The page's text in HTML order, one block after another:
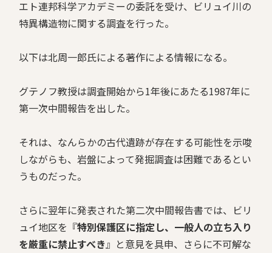
エト連邦科学アカデミーの委託を受け、ビリュイ川の
特異構造物に関する調査を行った。
以下は北周一郎氏による著作による情報になる。
グテノフ教授は調査開始から1年後にあたる1987年に
第一次中間報告を出した。
それは、なんらかの古代遺跡が存在する可能性を示唆
しながらも、岩盤によって発掘調査は困難であるとい
うものだった。
さらに翌年に発表された第二次中間報告書では、ビリ
ュイ地区を『特別保護区に指定し、一般人の立ち入り
を厳重に禁止すべき』と意見を具申、さらに不可解な